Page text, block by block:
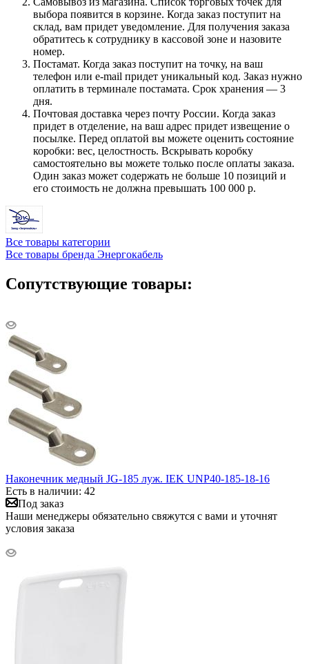
выбора появится в корзине. Когда заказ поступит на
склад, вам придет уведомление. Для получения заказа
обратитесь к сотруднику в кассовой зоне и назовите
номер.
Постамат. Когда заказ поступит на точку, на ваш
телефон или e-mail придет уникальный код. Заказ нужно
оплатить в терминале постамата. Срок хранения — 3
дня.
Почтовая доставка через почту России. Когда заказ
придет в отделение, на ваш адрес придет извещение о
посылке. Перед оплатой вы можете оценить состояние
коробки: вес, целостность. Вскрывать коробку
самостоятельно вы можете только после оплаты заказа.
Один заказ может содержать не больше 10 позиций и
его стоимость не должна превышать 100 000 р.
Все товары категории
Все товары бренда Энергокабель
Сопутствующие товары:
Наконечник медный JG-185 луж. IEK UNP40-185-18-16
Есть в наличии: 42
Под заказ
Наши менеджеры обязательно свяжутся с вами и уточнят
условия заказа